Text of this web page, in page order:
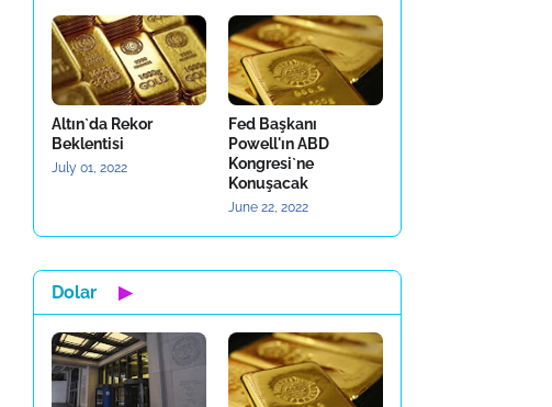
Altın`da Rekor
Beklentisi
July 01, 2022
Fed Başkanı
Powell'ın ABD
Kongresi`ne
Konuşacak
June 22, 2022
Dolar ▶